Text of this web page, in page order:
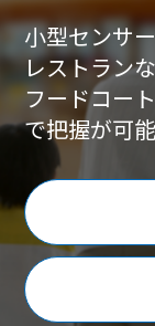
小型センサ
レストラン
フードコー
で把握が可